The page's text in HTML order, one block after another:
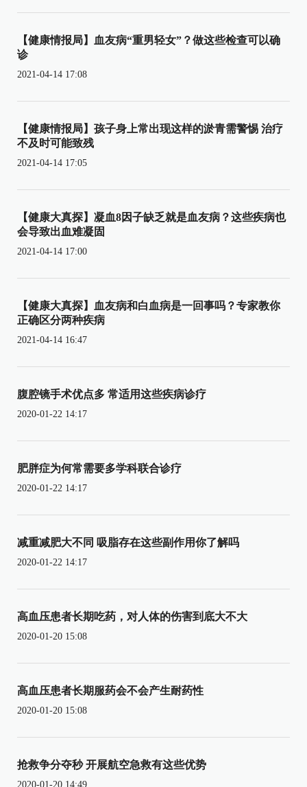
【健康情报局】血友病“重男轻女”？做这些检查可以确
诊
2021-04-14 17:08
【健康情报局】孩子身上常出现这样的淤青需警惕 治疗
不及时可能致残
2021-04-14 17:05
【健康大真探】凝血8因子缺乏就是血友病？这些疾病也
会导致出血难凝固
2021-04-14 17:00
【健康大真探】血友病和白血病是一回事吗？专家教你
正确区分两种疾病
2021-04-14 16:47
腹腔镜手术优点多 常适用这些疾病诊疗
2020-01-22 14:17
肥胖症为何常需要多学科联合诊疗
2020-01-22 14:17
减重减肥大不同 吸脂存在这些副作用你了解吗
2020-01-22 14:17
高血压患者长期吃药，对人体的伤害到底大不大
2020-01-20 15:08
高血压患者长期服药会不会产生耐药性
2020-01-20 15:08
抢救争分夺秒 开展航空急救有这些优势
2020-01-20 14:49